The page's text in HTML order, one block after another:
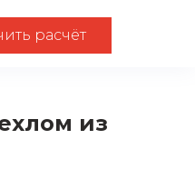
расчёт
из